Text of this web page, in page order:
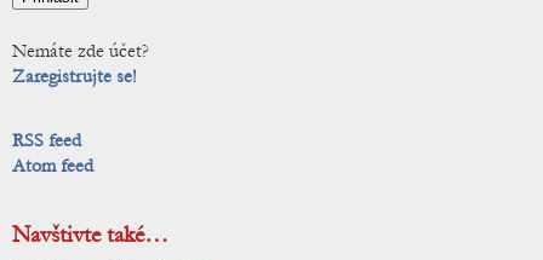
Nemáte zde účet?
Zaregistrujte se!
RSS feed
Atom feed
Navštivte také…